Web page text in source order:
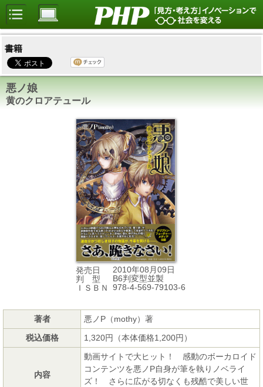
書籍
悪ノ娘
黄のクロアテュール
発売日
2010年08月09日
判 型
B6判変型並製
ＩＳＢＮ
978-4-569-79103-6
著者
悪ノP（mothy）著
税込価格
1,320円（本体価格1,200円）
内容
動画サイトで大ヒット！ 感動のボーカロイド
コンテンツを悪ノP自身が筆を執りノベライ
ズ！ さらに広がる切なくも残酷で美しい世